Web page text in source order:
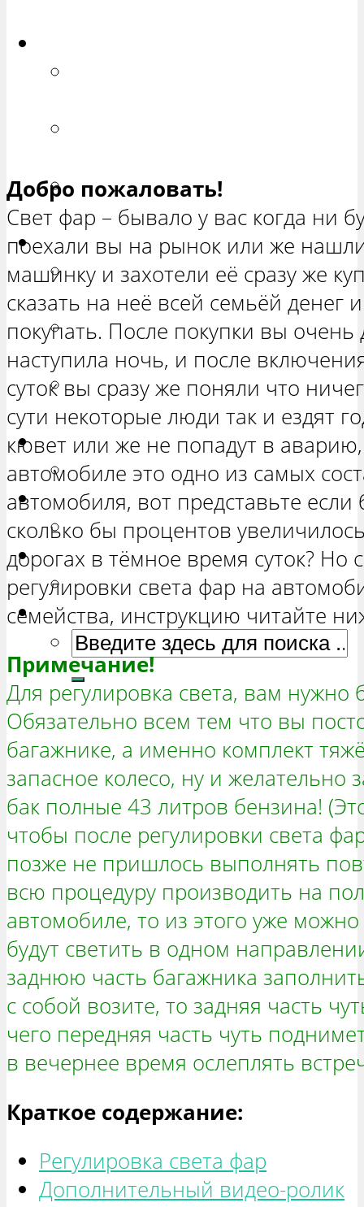
РЕМОНТ ВАЗ 2172 «ПРИОРА
ХЕТЧБЭК»
Нива
РЕМОНТ ВАЗ 21213 «НИВА
ТРЕХ-ДВЕРНАЯ»
ВАЗ 21214 «НИВА ТРЕХ-
ДВЕРНАЯ»
РЕМОНТ ВАЗ 2131 «НИВА
ЧЕТЫРЕХ-ДВЕРНАЯ»
Гранта
РЕМОНТ ВАЗ 2190 «ГРАНТА»
Ока
РЕМОНТ ВАЗ 1111 «ОКА»
Ларгус
РЕМОНТ ЛАДА ЛАРГУС
Добро пожаловать!
Свет фар – бывало у вас когда ни
поехали вы на рынок или же
машинку и захотели её сразу же
сказать на неё всей семьёй денег
покупать. После покупки вы очень
наступила ночь, и после
суток вы сразу же поняли что
сути некоторые люди так и ездят
кювет или же не попадут в
автомобиле это одно из самых
автомобиля, вот представьте
сколько бы процентов
дорогах в тёмное время суток? Но
регулировки света фар на
семейства, инструкцию читайте
Примечание!
Для регулировка света, вам нужно
Обязательно всем тем что вы
багажнике, а именно комплект
запасное колесо, ну и
бак полные 43 литров бензина!
чтобы после регулировки света
позже не пришлось выполнять
всю процедуру производить на
автомобиле, то из этого уже
будут светить в одном
заднюю часть багажника
с собой возите, то задняя часть
чего передняя часть чуть
в вечернее время ослеплять
Краткое содержание:
Регулировка света фар
Дополнительный видео-ролик